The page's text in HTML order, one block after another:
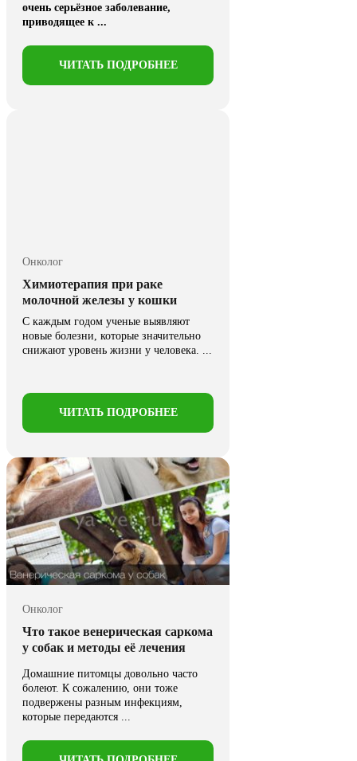
очень серьёзное заболевание,
приводящее к ...
ЧИТАТЬ ПОДРОБНЕЕ
Онколог
Химиотерапия при раке
молочной железы у кошки
С каждым годом ученые выявляют
новые болезни, которые значительно
снижают уровень жизни у человека. ...
ЧИТАТЬ ПОДРОБНЕЕ
Онколог
Что такое венерическая саркома
у собак и методы её лечения
Домашние питомцы довольно часто
болеют. К сожалению, они тоже
подвержены разным инфекциям,
которые передаются ...